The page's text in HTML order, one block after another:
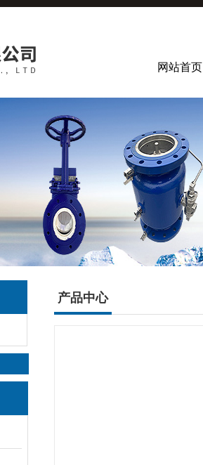
网站首页
产品中心